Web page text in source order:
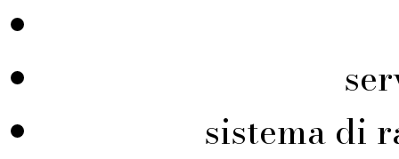
sistema di